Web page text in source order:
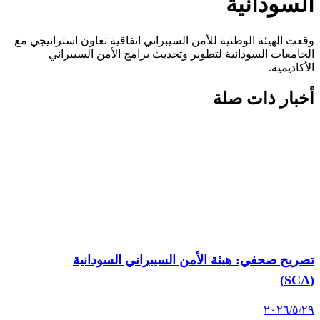
الهيئة الوطنية للأمن السيبراني اتفاقية تعاون استراتيجي مع
السودانية لتطوير وتحديث برامج الأمن السيبراني
ذات صلة
صحفي: هيئة الأمن السيبراني السودانية